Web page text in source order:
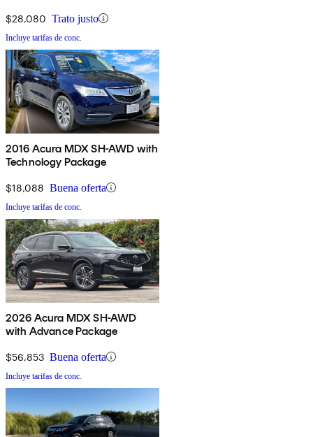
$28,080 Trato justo
Incluye tarifas de conc.
2016 Acura MDX SH-AWD with
Technology Package
$18,088 Buena oferta
Incluye tarifas de conc.
2026 Acura MDX SH-AWD
with Advance Package
$56,853 Buena oferta
Incluye tarifas de conc.